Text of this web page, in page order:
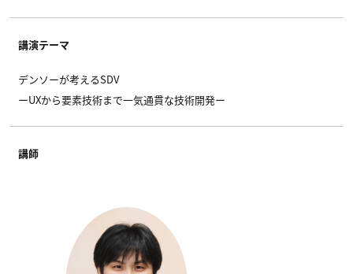
講演テーマ
デンソーが考えるSDV
ーUXから要素技術まで一気通貫な技術開発ー
講師